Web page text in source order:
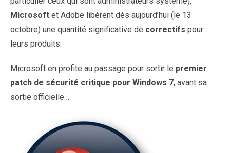
Microsoft et Adobe libèrent dés aujourd’hui (le 13
octobre) une quantité significative de correctifs pour
leurs produits.
Microsoft en profite au passage pour sortir le premier
patch de sécurité critique pour Windows 7, avant sa
sortie officielle…